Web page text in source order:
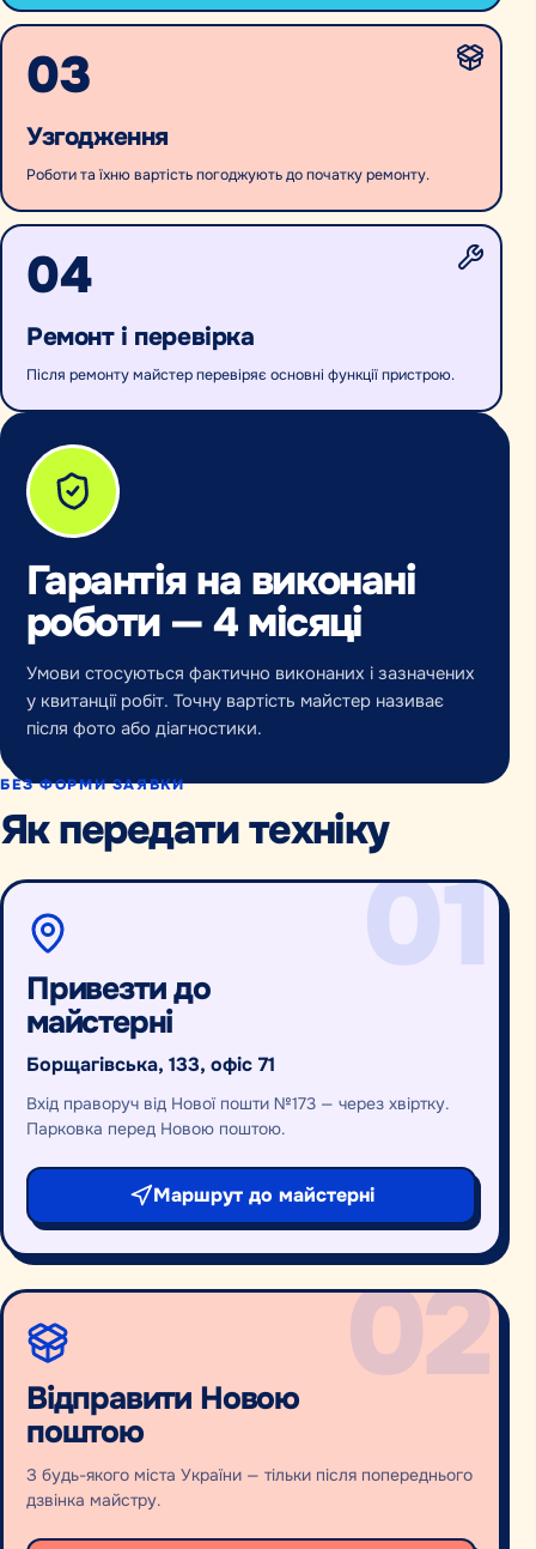
03
Узгодження
Роботи та їхню вартість погоджують до початку ремонту.
04
Ремонт і перевірка
Після ремонту майстер перевіряє основні функції пристрою.
Гарантія на виконані
роботи — 4 місяці
Умови стосуються фактично виконаних і зазначених
у квитанції робіт. Точну вартість майстер називає
після фото або діагностики.
БЕЗ ФОРМИ ЗАЯВКИ
Як передати техніку
01
Привезти до
майстерні
Борщагівська, 133, офіс 71
Вхід праворуч від Нової пошти №173 — через хвіртку.
Парковка перед Новою поштою.
Маршрут до майстерні
02
Відправити Новою
поштою
З будь-якого міста України — тільки після попереднього
дзвінка майстру.